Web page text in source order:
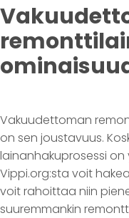
Vakuudettoman
on sen joustavuus.
lainanhakuprosessi on
Vippi.org:sta voit
voit rahoittaa niin
suuremmankin